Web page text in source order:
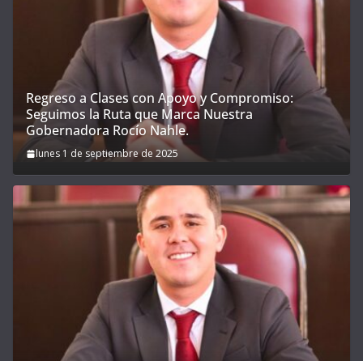
Regreso a Clases con Apoyo y Compromiso:
Seguimos la Ruta que Marca Nuestra
Gobernadora Rocío Nahle.
lunes 1 de septiembre de 2025